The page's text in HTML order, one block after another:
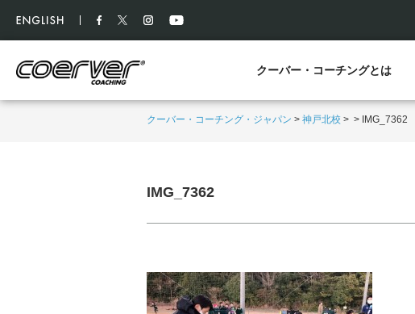
クーバー・コーチングとは
クーバー・コーチング・ジャパン > 神戸北校 > > IMG_7362
IMG_7362